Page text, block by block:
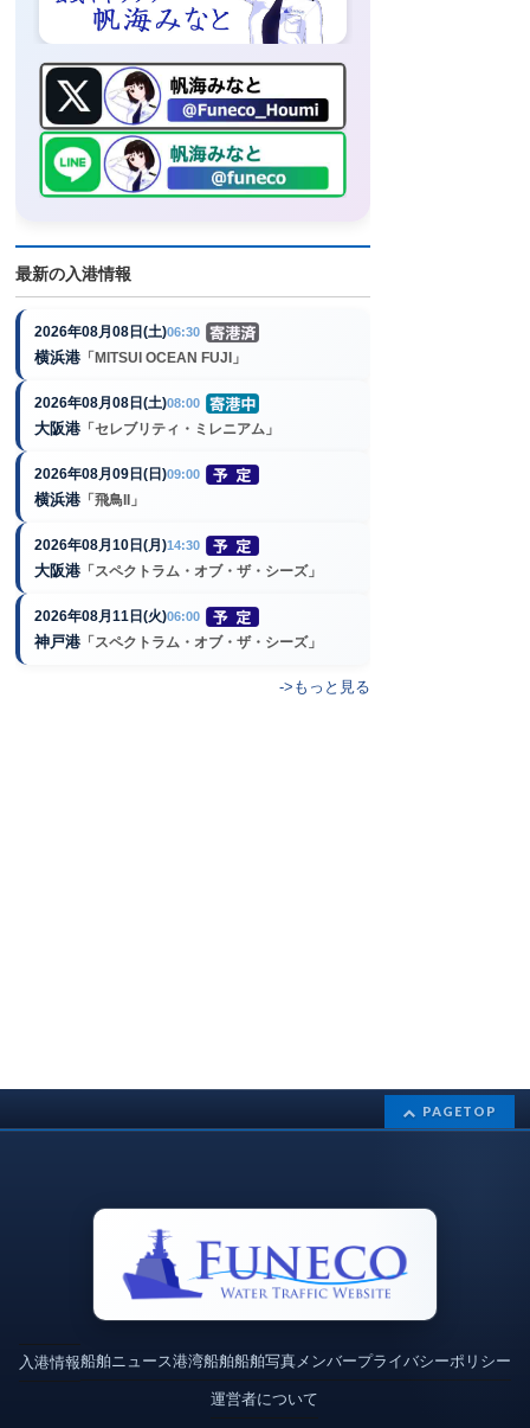
最新の入港情報
2026年08月08日(土)06:30
横浜港 「MITSUI OCEAN FUJI」
2026年08月08日(土)08:00
大阪港 「セレブリティ・ミレニアム」
2026年08月09日(日)09:00
横浜港 「飛鳥II」
2026年08月10日(月)14:30
大阪港 「スペクトラム・オブ・ザ・シーズ」
2026年08月11日(火)06:00
神戸港 「スペクトラム・オブ・ザ・シーズ」
->もっと見る
PAGETOP
入港情報船舶ニュース港湾船舶船舶写真メンバープライバシーポリシー
運営者について